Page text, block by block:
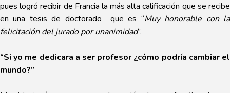
pues logró recibir de Francia la más alta calificación que se recibe
en una tesis de doctorado que es “Muy honorable con la
felicitación del jurado por unanimidad”.
“Si yo me dedicara a ser profesor ¿cómo podría cambiar el
mundo?”